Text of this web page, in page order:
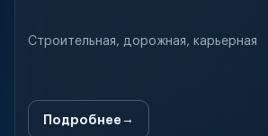
Строительная, дорожная, карьерная
Подробнее